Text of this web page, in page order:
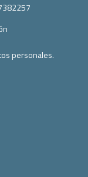
personales.